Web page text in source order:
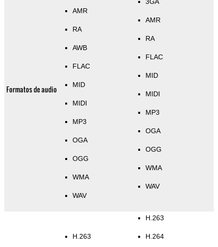
Formatos de audio
AMR
RA
AWB
FLAC
MID
MIDI
MP3
OGA
OGG
WMA
WAV
AMR
RA
FLAC
MID
MIDI
MP3
OGA
OGG
WMA
WAV
H.263
H.263
H.264